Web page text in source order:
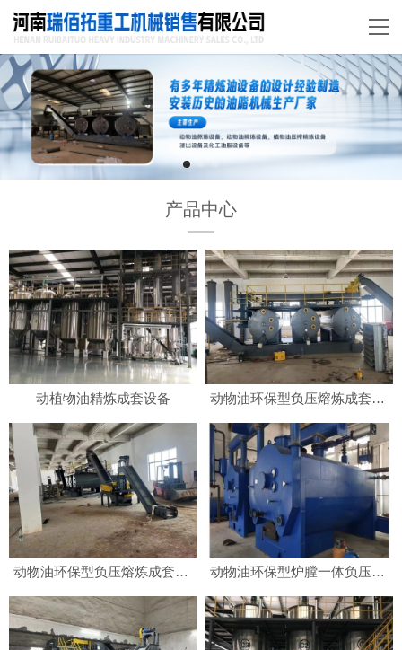
产品中心
动植物油精炼成套设备 动物油环保型负压熔炼成套设备
动物油环保型负压熔炼成套设备 动物油环保型炉膛一体负压熔炼成套设备